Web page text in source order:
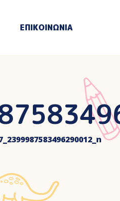
ΕΠΙΚΟΙΝΩΝΙΑ